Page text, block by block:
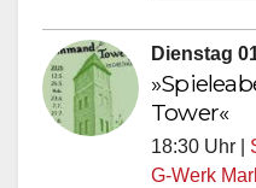
Dienstag
Tower«
18:30 Uhr |
G-Werk